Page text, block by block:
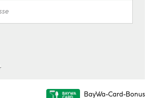
BayWa-Card-Bonus